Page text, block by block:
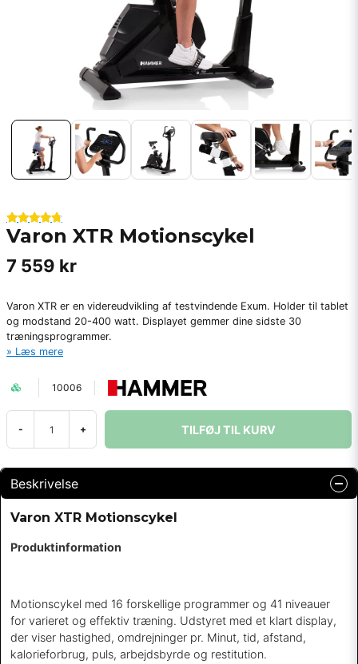
Varon XTR Motionscykel
7 559 kr
Varon XTR er en videreudvikling af testvindende Exum. Holder til tablet
og modstand 20-400 watt. Displayet gemmer dine sidste 30
træningsprogrammer.
Læs mere
10006
- + TILFØJ TIL KURV
Beskrivelse
Varon XTR Motionscykel
Produktinformation
Motionscykel med 16 forskellige programmer og 41 niveauer
for varieret og effektiv træning. Udstyret med et klart display,
der viser hastighed, omdrejninger pr. Minut, tid, afstand,
kalorieforbrug, puls, arbejdsbyrde og restitution.